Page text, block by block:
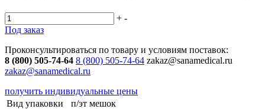
+ -
Под заказ
Проконсультироваться по товару и условиям поставок:
8 (800) 505-74-64 8 (800) 505-74-64 zakaz@sanamedical.ru
zakaz@sanamedical.ru
получить индивидуальные цены
Вид упаковки
п/эт мешок